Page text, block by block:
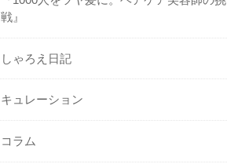
戦』
しゃろえ日記
キュレーション
コラム